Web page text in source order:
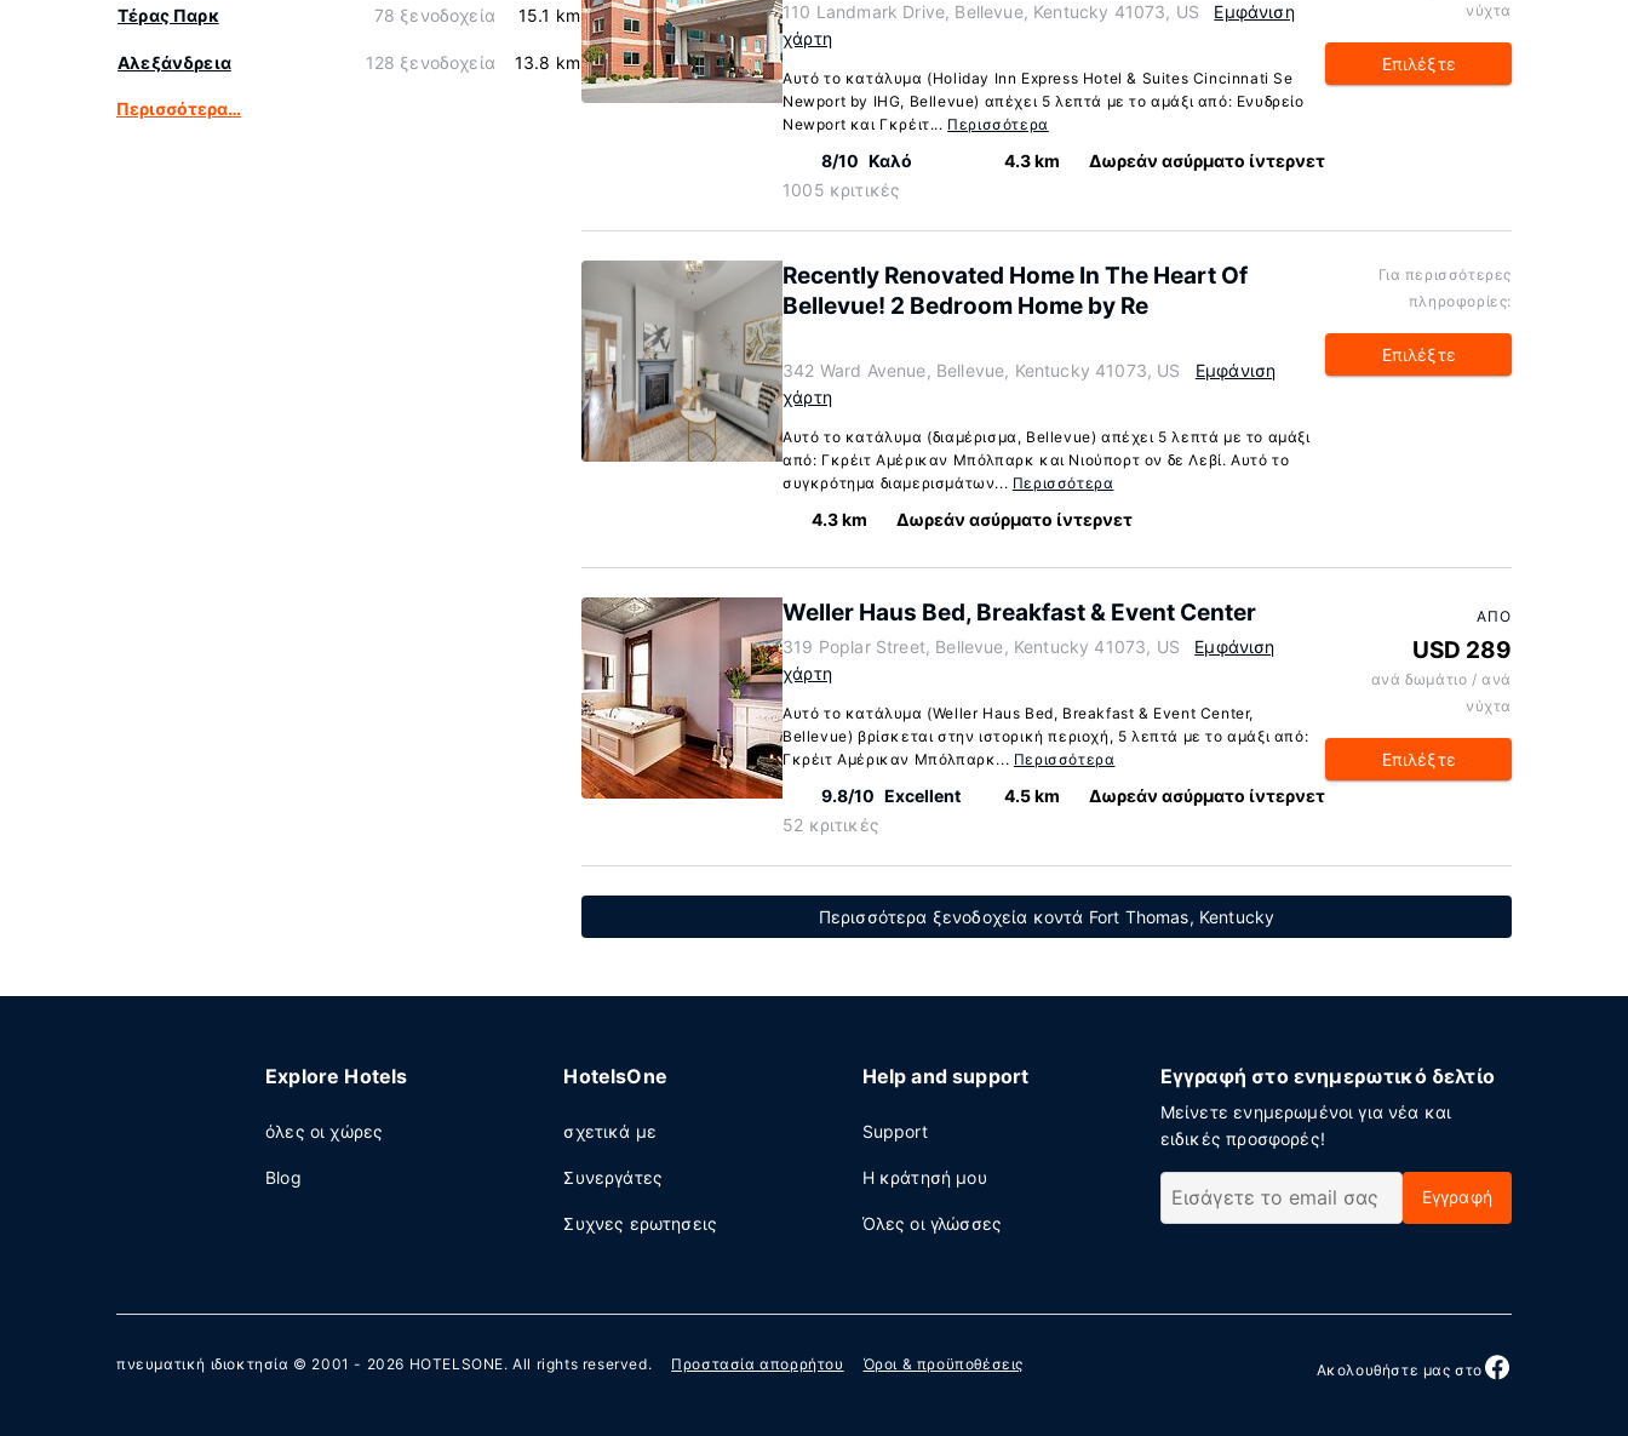
Τέρας Παρκ 78 ξενοδοχεία 15.1 km
Αλεξάνδρεια 128 ξενοδοχεία 13.8 km
Περισσότερα…
110 Landmark Drive, Bellevue, Kentucky 41073, US
Εμφάνιση
χάρτη
Αυτό το κατάλυμα (Holiday Inn Express Hotel & Suites Cincinnati Se
Newport by IHG, Bellevue) απέχει 5 λεπτά με το αμάξι από: Ενυδρείο
Newport και Γκρέιτ... Περισσότερα
8/10 Καλό
1005 κριτικές
4.3 km Δωρεάν ασύρματο ίντερνετ
νύχτα
Επιλέξτε
Recently Renovated Home In The Heart Of
Bellevue! 2 Bedroom Home by Re
342 Ward Avenue, Bellevue, Kentucky 41073, US
Εμφάνιση
χάρτη
Αυτό το κατάλυμα (διαμέρισμα, Bellevue) απέχει 5 λεπτά με το αμάξι
από: Γκρέιτ Αμέρικαν Μπόλπαρκ και Νιούπορτ ον δε Λεβί. Αυτό το
συγκρότημα διαμερισμάτων... Περισσότερα
4.3 km Δωρεάν ασύρματο ίντερνετ
Για περισσότερες
πληροφορίες:
Επιλέξτε
Weller Haus Bed, Breakfast & Event Center
319 Poplar Street, Bellevue, Kentucky 41073, US
Εμφάνιση
χάρτη
Αυτό το κατάλυμα (Weller Haus Bed, Breakfast & Event Center,
Bellevue) βρίσκεται στην ιστορική περιοχή, 5 λεπτά με το αμάξι από:
Γκρέιτ Αμέρικαν Μπόλπαρκ... Περισσότερα
9.8/10 Excellent
52 κριτικές
4.5 km Δωρεάν ασύρματο ίντερνετ
ΑΠΌ
USD 289
ανά δωμάτιο / ανά
νύχτα
Επιλέξτε
Περισσότερα ξενοδοχεία κοντά Fort Thomas, Kentucky
Explore Hotels
όλες οι χώρες
Blog
HotelsOne
σχετικά με
Συνεργάτες
Συχνες ερωτησεις
Help and support
Support
Η κράτησή μου
Όλες οι γλώσσες
Εγγραφή στο ενημερωτικό δελτίο
Μείνετε ενημερωμένοι για νέα και
ειδικές προσφορές!
Εγγραφή
πνευματική ιδιοκτησία © 2001 - 2026 HOTELSONE. All rights reserved. Προστασία απορρήτου Όροι & προϋποθέσεις Ακολουθήστε μας στο